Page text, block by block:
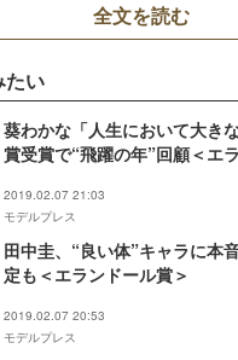
全文を読む
たい
葵わかな「人生において大き
賞受賞で“飛躍の年”回顧＜エ
2019.02.07 21:03
モデルプレス
田中圭、“良い体”キャラに本
定も＜エランドール賞＞
2019.02.07 20:53
モデルプレス